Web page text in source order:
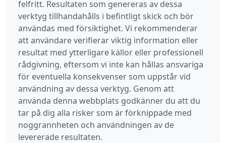
felfritt. Resultaten som genereras av dessa
verktyg tillhandahålls i befintligt skick och bör
användas med försiktighet. Vi rekommenderar
att användare verifierar viktig information eller
resultat med ytterligare källor eller professionell
rådgivning, eftersom vi inte kan hållas ansvariga
för eventuella konsekvenser som uppstår vid
användning av dessa verktyg. Genom att
använda denna webbplats godkänner du att du
tar på dig alla risker som är förknippade med
noggrannheten och användningen av de
levererade resultaten.